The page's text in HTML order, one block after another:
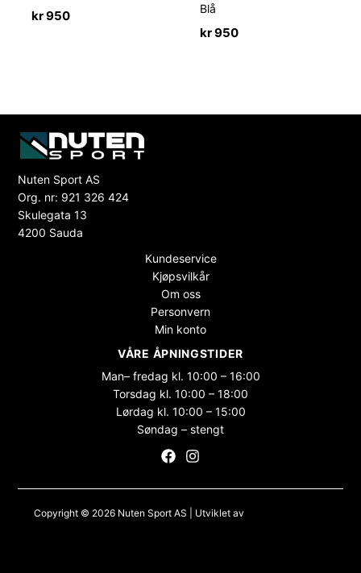
kr950
Blå
kr950
Nuten Sport AS
Org. nr: 921 326 424
Skulegata 13
4200 Sauda
Kundeservice
Kjøpsvilkår
Om oss
Personvern
Min konto
VÅRE ÅPNINGSTIDER
Man– fredag kl. 10:00 – 16:00
Torsdag kl. 10:00 – 18:00
Lørdag kl. 10:00 – 15:00
Søndag – stengt
Copyright © 2026 Nuten Sport AS | Utviklet av